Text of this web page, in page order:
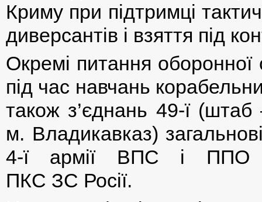
Криму при підтримці
диверсантів і взяття під
Окремі питання оборонної
під час навчань
також з’єднань 49-ї
м. Владикавказ)
4-ї армії ВПС і ППО
ПКС ЗС Росії.